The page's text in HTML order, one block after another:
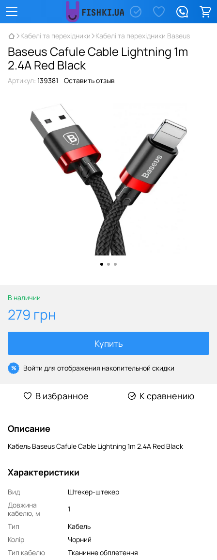
Кабелі та перехідники Кабелі та перехідники Baseus
Baseus Cafule Cable Lightning 1m
2.4A Red Black
Артикул: 139381 Оставить отзыв
В наличии
279 грн
Купить
% Войти для отображения накопительной скидки
В избранное К сравнению
Описание
Кабель Baseus Cafule Cable Lightning 1m 2.4A Red Black
Характеристики
Вид
Штекер-штекер
Довжина
кабелю, м
1
Тип
Кабель
Колір
Чорний
Тип кабелю
Тканинне обплетення